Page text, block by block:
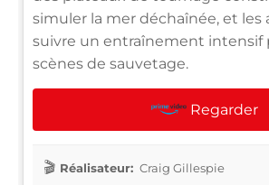
simuler la mer déchaînée, et les
suivre un entraînement intensif
scènes de sauvetage.
Regarder
Réalisateur: Craig Gillespie